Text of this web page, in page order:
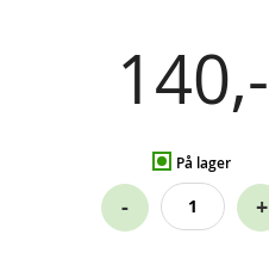
140,-
På lager
- +